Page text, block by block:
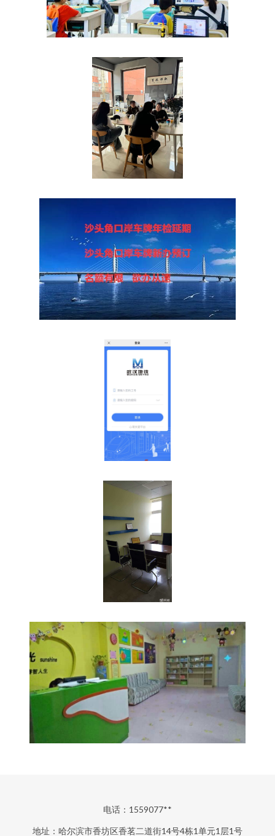
电话：1559077**
地址：哈尔滨市香坊区香茗二道街14号4栋1单元1层1号